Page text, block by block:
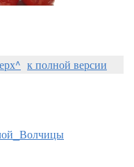
к полной версии